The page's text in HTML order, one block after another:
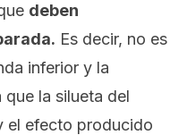
deben
Es decir, no es
inferior y la
que la silueta del
el efecto producido